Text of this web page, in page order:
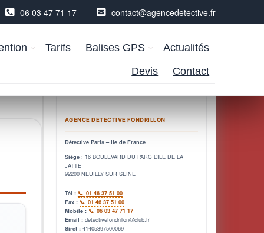
06 03 47 71 17 contact@agencedetective.fr
Tarifs Balises GPS
Actualités
Devis
Contact
AGENCE DETECTIVE FONDRILLON
Détective Paris – Ile de France
Siège: 16 BOULEVARD DU PARC L’ILE DE LA
JATTE
92200 NEUILLY SUR SEINE
Tél :
01 46 37 51 00
Fax :
01 46 37 51 00
Mobile :
06 03 47 71 17
Email :detectivefondrillon@club.fr
Siret :41405397500069